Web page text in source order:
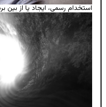
استخدام رسمی، ایجاد یا از بین